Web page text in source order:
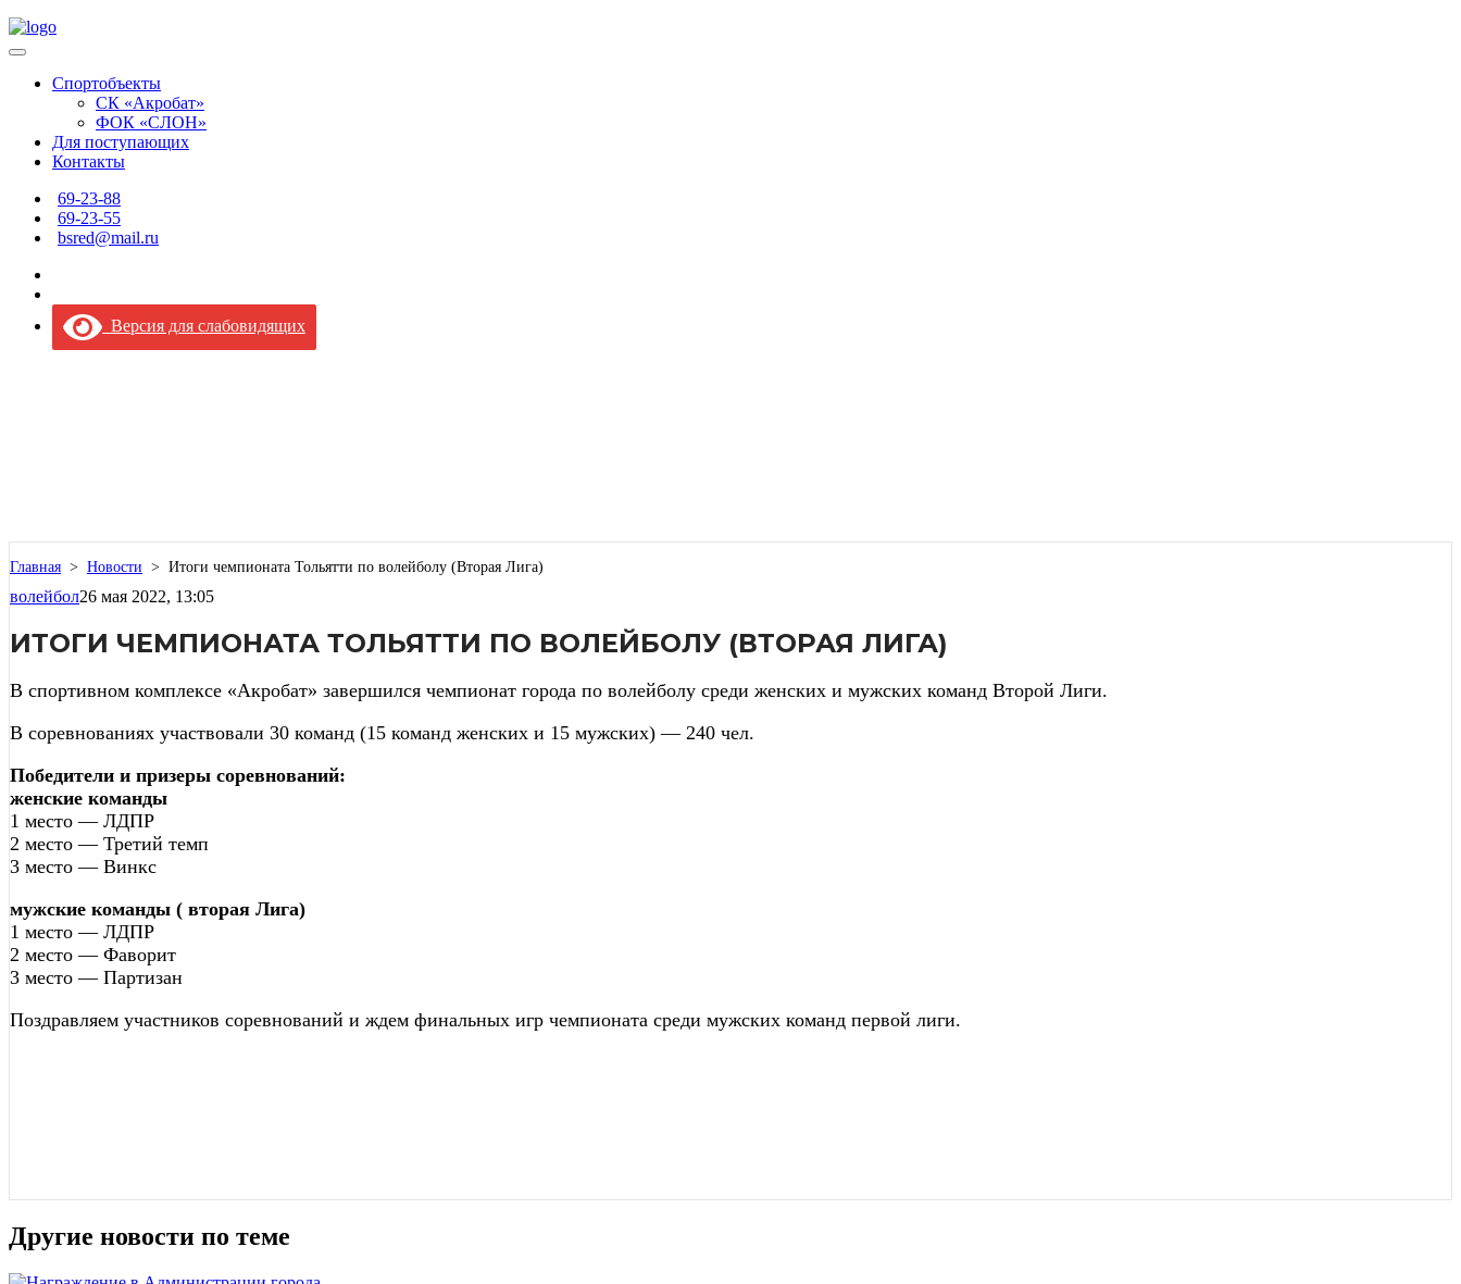
Спортобъекты
СК «Акробат»
ФОК «СЛОН»
Для поступающих
Контакты
69-23-88
69-23-55
bsred@mail.ru
Версия для слабовидящих
Главная > Новости > Итоги чемпионата Тольятти по волейболу (Вторая Лига)
волейбол26 мая 2022, 13:05
ИТОГИ ЧЕМПИОНАТА ТОЛЬЯТТИ ПО ВОЛЕЙБОЛУ (ВТОРАЯ ЛИГА)
В спортивном комплексе «Акробат» завершился чемпионат города по волейболу среди женских и мужских команд Второй Лиги.
В соревнованиях участвовали 30 команд (15 команд женских и 15 мужских) — 240 чел.
Победители и призеры соревнований:
женские команды
1 место — ЛДПР
2 место — Третий темп
3 место — Винкс
мужские команды ( вторая Лига)
1 место — ЛДПР
2 место — Фаворит
3 место — Партизан
Поздравляем участников соревнований и ждем финальных игр чемпионата среди мужских команд первой лиги.
Другие новости по теме